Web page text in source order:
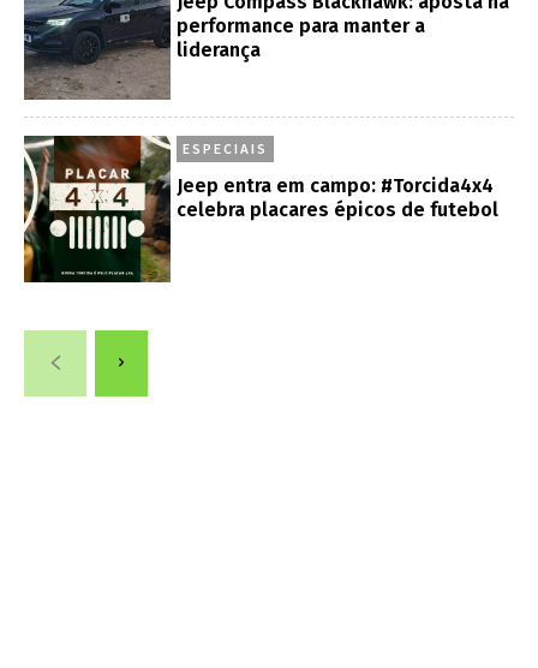
performance para manter a
liderança
ESPECIAIS
Jeep entra em campo: #Torcida4x4
celebra placares épicos de futebol